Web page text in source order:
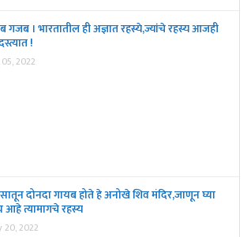
गजब । भारतातील ही अज्ञात रहस्ये,ज्यांचे रहस्य आजही
!
2022
दोनदा गायब होते हे अनोखे शिव मंदिर,जाणून घ्या
आहे त्यामागचे रहस्य
20, 2022